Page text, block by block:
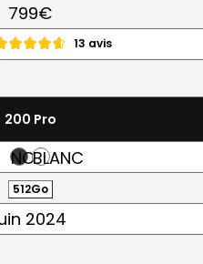
799€
13 avis
200 Pro
NOIRBLANC
512Go
2024